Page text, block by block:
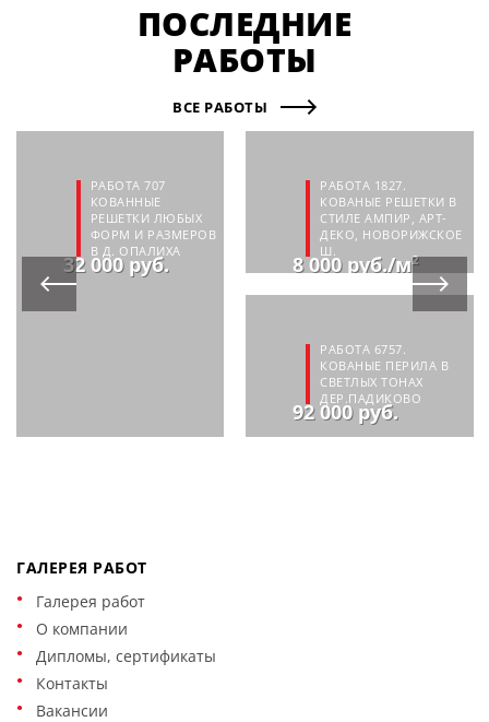
ПОСЛЕДНИЕ
РАБОТЫ
ВСЕ РАБОТЫ
РАБОТА 707
КОВАННЫЕ
РЕШЕТКИ ЛЮБЫХ
ФОРМ И РАЗМЕРОВ
В Д. ОПАЛИХА
32 000 руб.
РАБОТА 1827.
КОВАНЫЕ РЕШЕТКИ В
СТИЛЕ АМПИР, АРТ-
ДЕКО, НОВОРИЖСКОЕ
Ш.
8 000 руб./м²
РАБОТА 6757.
КОВАНЫЕ ПЕРИЛА В
СВЕТЛЫХ ТОНАХ
ДЕР.ПАДИКОВО
92 000 руб.
ГАЛЕРЕЯ РАБОТ
Галерея работ
О компании
Дипломы, сертификаты
Контакты
Вакансии